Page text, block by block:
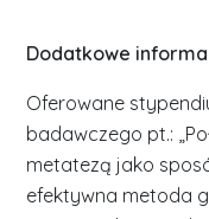
Dodatkowe
Oferowane
badawczego pt.:
metatezą jako
efektywna metoda